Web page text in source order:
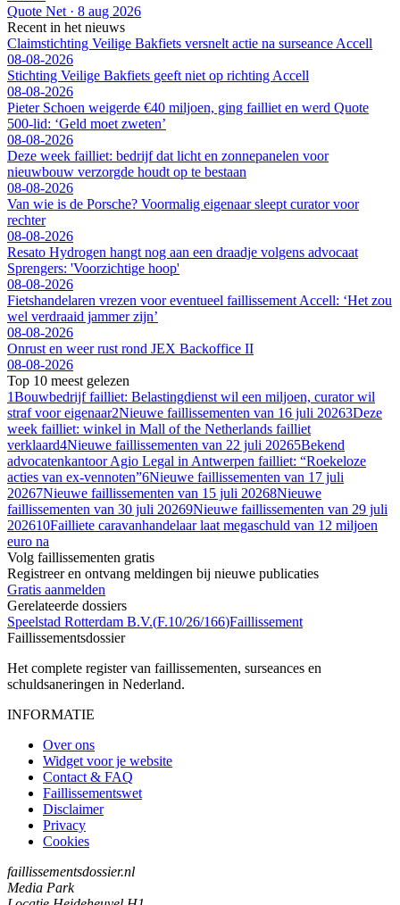
Quote Net · 8 aug 2026
Recent in het nieuws
Claimstichting Veilige Bakfiets versnelt actie na surseance Accell
08-08-2026
Stichting Veilige Bakfiets geeft niet op richting Accell
08-08-2026
Pieter Schoen weigerde €40 miljoen, ging failliet en werd Quote
500-lid: ‘Geld moet zweten’
08-08-2026
Deze week failliet: bedrijf dat licht en zonnepanelen voor
nieuwbouw verzorgde houdt op te bestaan
08-08-2026
Van wie is de Porsche? Voormalig eigenaar sleept curator voor
rechter
08-08-2026
Resato Hydrogen hangt nog aan een draadje volgens advocaat
Sprengers: 'Voorzichtige hoop'
08-08-2026
Fietshandelaren vrezen voor eventueel faillissement Accell: ‘Het zou
wel verdraaid jammer zijn’
08-08-2026
Onrust en weer rust rond JEX Backoffice II
08-08-2026
Top 10 meest gelezen
1Bouwbedrijf failliet: Belastingdienst wil een miljoen, curator wil
straf voor eigenaar2Nieuwe faillissementen van 16 juli 20263Deze
week failliet: winkel in Mall of the Netherlands failliet
verklaard4Nieuwe faillissementen van 22 juli 20265Bekend
advocatenkantoor Agio Legal in Antwerpen failliet: “Roekeloze
acties van ex-vennoten”6Nieuwe faillissementen van 17 juli
20267Nieuwe faillissementen van 15 juli 20268Nieuwe
faillissementen van 30 juli 20269Nieuwe faillissementen van 29 juli
202610Failliete caravanhan­de­laar laat megaschuld van 12 miljoen
euro na
Volg faillissementen gratis
Registreer en ontvang meldingen bij nieuwe publicaties
Gratis aanmelden
Gerelateerde dossiers
Speelstad Rotterdam B.V.(F.10/26/166)Faillissement
Faillissementsdossier
Het complete register van faillissementen, surseances en
schuldsaneringen in Nederland.
INFORMATIE
Over ons
Widget voor je website
Contact & FAQ
Faillissementswet
Disclaimer
Privacy
Cookies
faillissementsdossier.nl
Media Park